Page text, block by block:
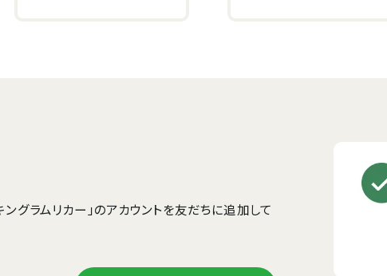
ングラムリカー」のアカウントを友だちに追加して